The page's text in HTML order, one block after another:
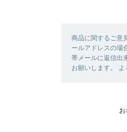
商品に関するご意
ールアドレスの場
帯メールに返信出
お願いします。 よ
お